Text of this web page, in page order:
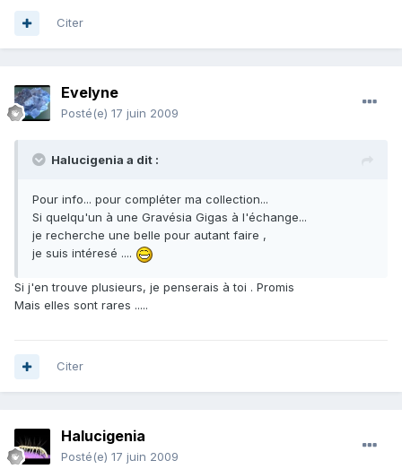
Citer
Evelyne
Posté(e) 17 juin 2009
Halucigenia a dit :
Pour info... pour compléter ma collection...
Si quelqu'un à une Gravésia Gigas à l'échange...
je recherche une belle pour autant faire ,
je suis intéresé ....
Si j'en trouve plusieurs, je penserais à toi . Promis
Mais elles sont rares .....
Citer
Halucigenia
Posté(e) 17 juin 2009